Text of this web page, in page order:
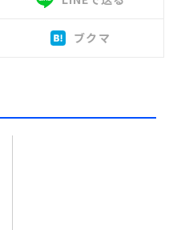
ブクマ